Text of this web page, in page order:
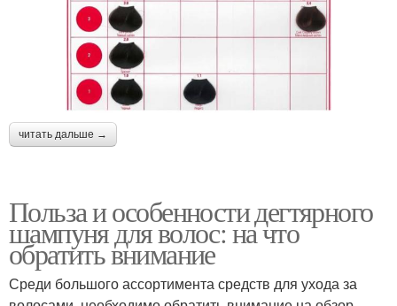
читать дальше →
Польза и особенности дегтярного
шампуня для волос: на что
обратить внимание
Среди большого ассортимента средств для ухода за